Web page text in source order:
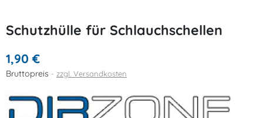
Schutzhülle für Schlauchschellen
1,90 €
Bruttopreis zzgl. Versandkosten